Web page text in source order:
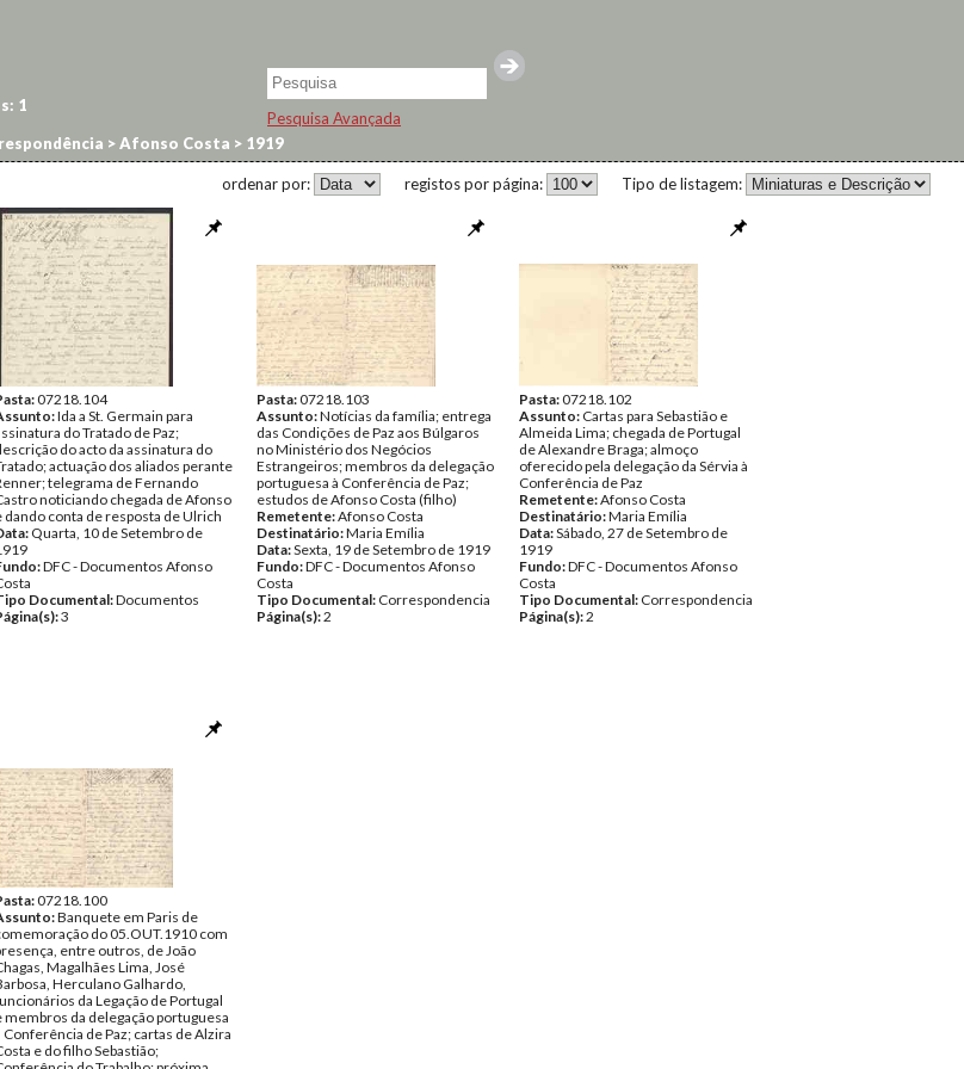
Pesquisa Avançada
1
>Afonso Costa > 1919
Tipo de listagem:
registos por página:
ordenar por:
07218.104
Ida a St. Germain para
do Tratado de Paz;
do acto da assinatura do
actuação dos aliados perante
telegrama de Fernando
noticiando chegada de Afonso
dando conta de resposta de Ulrich
Quarta, 10 de Setembro de
DFC - Documentos Afonso
Documental:Documentos
3
Pasta:07218.103
Assunto:Notícias da família; entrega
das Condições de Paz aos Búlgaros
no Ministério dos Negócios
Estrangeiros; membros da delegação
portuguesa à Conferência de Paz;
estudos de Afonso Costa (filho)
Remetente:Afonso Costa
Destinatário:Maria Emília
Data:Sexta, 19 de Setembro de 1919
Fundo:DFC - Documentos Afonso
Costa
Tipo Documental: Correspondencia
Página(s):2
Pasta:07218.102
Assunto: Cartas para Sebastião e
Almeida Lima; chegada de Portugal
de Alexandre Braga; almoço
oferecido pela delegação da Sérvia à
Conferência de Paz
Remetente:Afonso Costa
Destinatário:Maria Emília
Data:Sábado, 27 de Setembro de
1919
Fundo:DFC - Documentos Afonso
Costa
Tipo Documental: Correspondencia
Página(s):2
07218.100
Banquete em Paris de
do 05.OUT.1910 com
entre outros, de João
Magalhães Lima, José
Herculano Galhardo,
da Legação de Portugal
membros da delegação portuguesa
Conferência de Paz; cartas de Alzira
e do filho Sebastião;